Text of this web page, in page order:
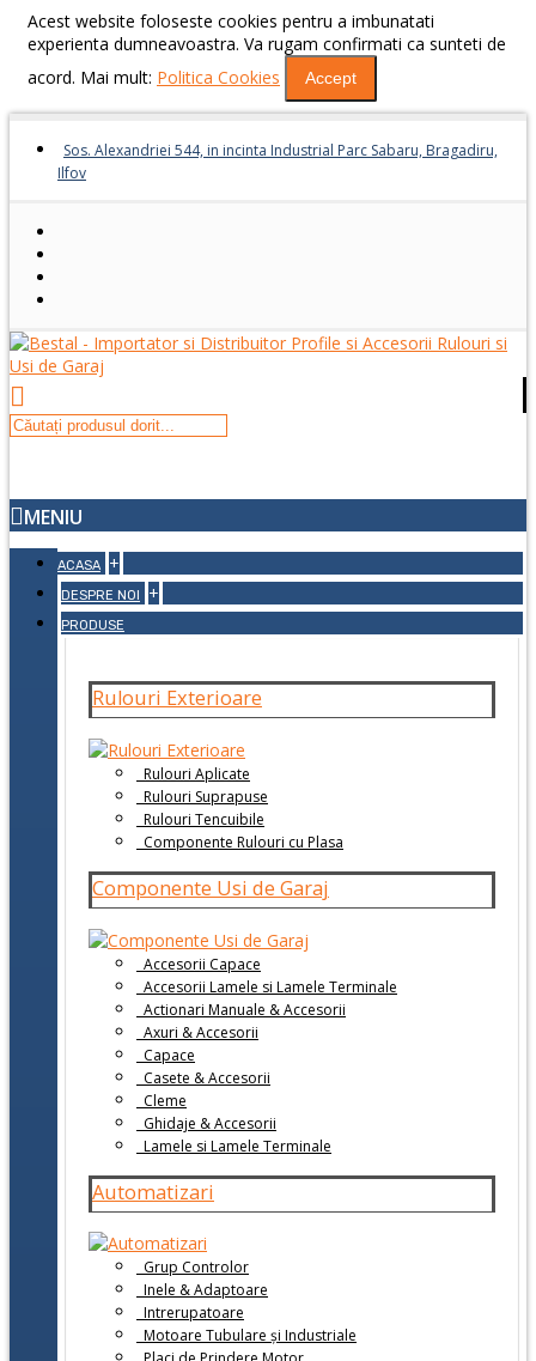
Acest website foloseste cookies pentru a imbunatati
experienta dumneavoastra. Va rugam confirmati ca sunteti de
acord. Mai mult: Politica Cookies Accept
Sos. Alexandriei 544, in incinta Industrial Parc Sabaru, Bragadiru,
Ilfov
MENIU
ACASA +
DESPRE NOI +
PRODUSE
Rulouri Exterioare
Rulouri Aplicate
Rulouri Suprapuse
Rulouri Tencuibile
Componente Rulouri cu Plasa
Componente Usi de Garaj
Accesorii Capace
Accesorii Lamele si Lamele Terminale
Actionari Manuale & Accesorii
Axuri & Accesorii
Capace
Casete & Accesorii
Cleme
Ghidaje & Accesorii
Lamele si Lamele Terminale
Automatizari
Grup Controlor
Inele & Adaptoare
Intrerupatoare
Motoare Tubulare și Industriale